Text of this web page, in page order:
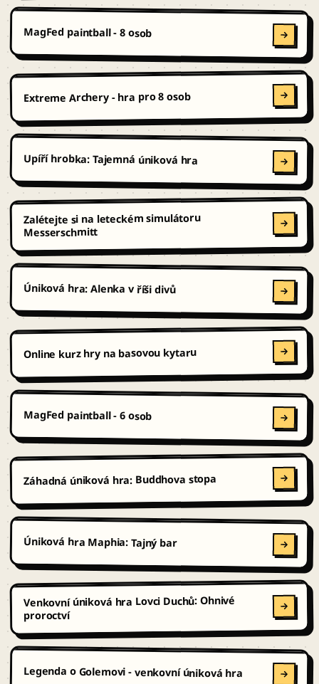
MagFed paintball - 8 osob
Extreme Archery - hra pro 8 osob
Upíří hrobka: Tajemná úniková hra
Zalétejte si na leteckém simulátoru
Messerschmitt
Úniková hra: Alenka v říši divů
Online kurz hry na basovou kytaru
MagFed paintball - 6 osob
Záhadná úniková hra: Buddhova stopa
Úniková hra Maphia: Tajný bar
Venkovní úniková hra Lovci Duchů: Ohnivé
proroctví
Legenda o Golemovi - venkovní úniková hra